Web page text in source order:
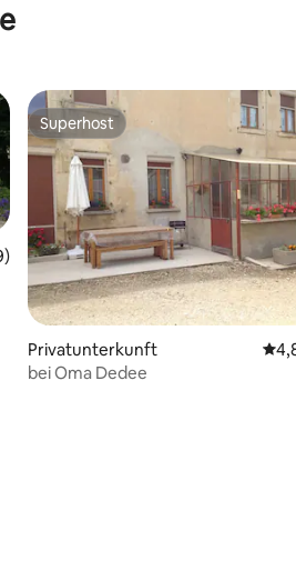
Bewertung: 4,91 von 5, 99
Superhost
Superhost
Privatunterkunft
bei Oma Dedee